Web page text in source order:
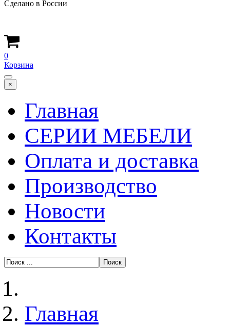
Сделано в России
0
Корзина
×
Главная
СЕРИИ МЕБЕЛИ
Оплата и доставка
Производство
Новости
Контакты
Главная